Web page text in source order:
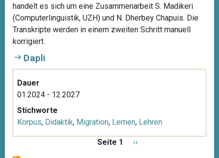
r
K
a
n
handelt es sich um eine Zusammenarbeit S. Madikeri
(Computerlinguistik, UZH) und N. Dherbey Chapuis. Die
Transkripte werden in einem zweiten Schritt manuell
korrigiert.
Dapli
Dauer
01.2024 - 12.2027
Stichworte
Korpus, Didaktik, Migration, Lernen, Lehren
Seite 1
N
››